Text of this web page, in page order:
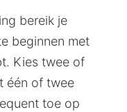
bereik je
beginnen met
Kies twee of
één of twee
toe op